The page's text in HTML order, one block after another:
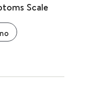
Scale